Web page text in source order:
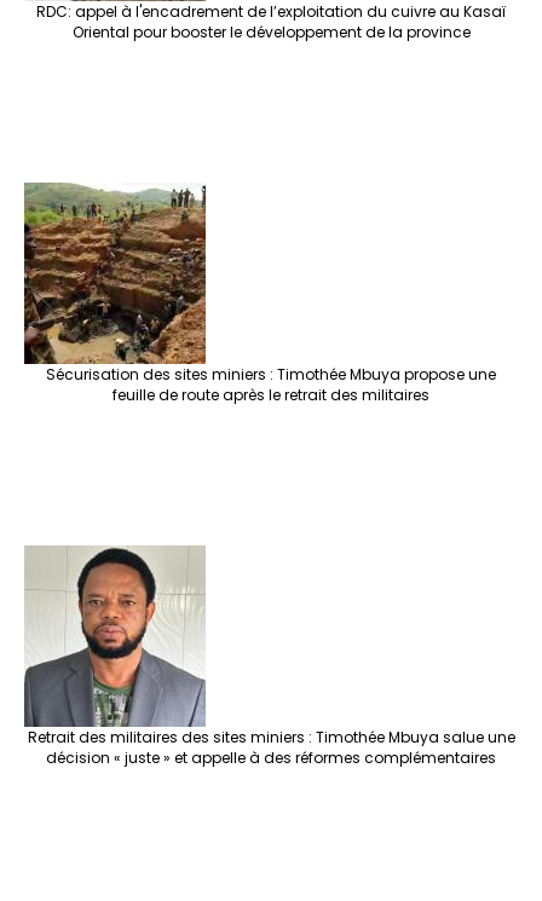
RDC: appel à l'encadrement de l’exploitation du cuivre au Kasaï
Oriental pour booster le développement de la province
Sécurisation des sites miniers : Timothée Mbuya propose une
feuille de route après le retrait des militaires
Retrait des militaires des sites miniers : Timothée Mbuya salue une
décision « juste » et appelle à des réformes complémentaires